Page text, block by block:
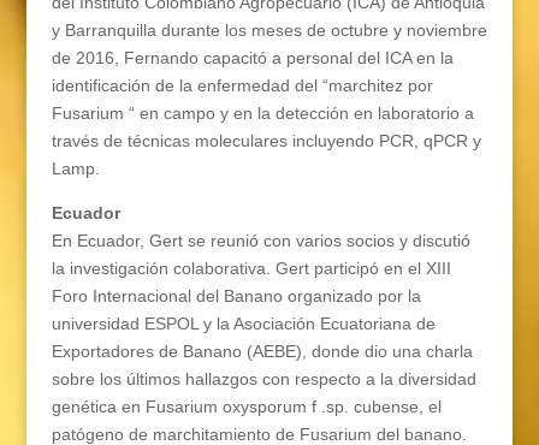
y Barranquilla durante los meses de octubre y noviembre
de 2016, Fernando capacitó a personal del ICA en la
identificación de la enfermedad del “marchitez por
Fusarium “ en campo y en la detección en laboratorio a
través de técnicas moleculares incluyendo PCR, qPCR y
Lamp.
Ecuador
En Ecuador, Gert se reunió con varios socios y discutió
la investigación colaborativa. Gert participó en el XIII
Foro Internacional del Banano organizado por la
universidad ESPOL y la Asociación Ecuatoriana de
Exportadores de Banano (AEBE), donde dio una charla
sobre los últimos hallazgos con respecto a la diversidad
genética en Fusarium oxysporum f .sp. cubense, el
patógeno de marchitamiento de Fusarium del banano.